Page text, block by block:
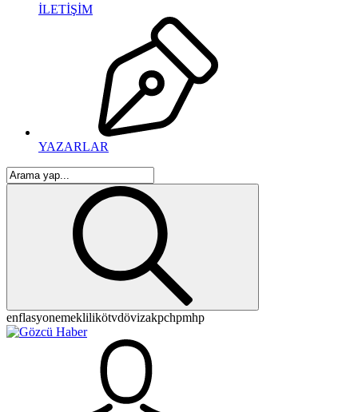
İLETİŞİM
YAZARLAR
enflasyonemeklilikötvdövizakpchpmhp